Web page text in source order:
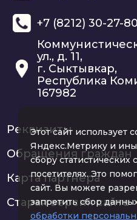
+7 (8212) 30-27-80
ул., д. 11,
г. Сыктывкар,
Республика
167982
Реквизиты
Обращения граждан
Карта партнера
Старая версия сайта
Этот сайт использует
Яндекс.Метрику и
сбору статистических
посетителях. Это
сайт. Вы можете
запретить сбор
обработки